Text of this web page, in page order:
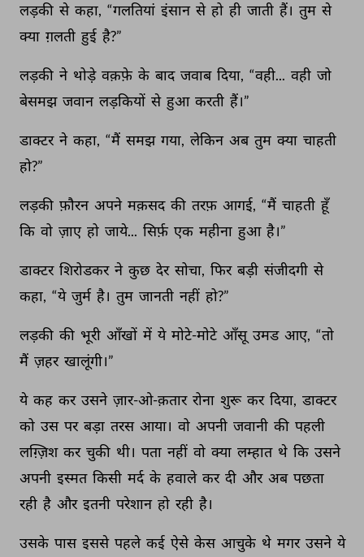
लड़की से कहा, “गलतियां इंसान से हो ही जाती हैं। तुम से
क्या ग़लती हुई है?”
लड़की ने थोड़े वक़फ़े के बाद जवाब दिया, “वही... वही जो
बेसमझ जवान लड़कियों से हुआ करती हैं।”
डाक्टर ने कहा, “मैं समझ गया, लेकिन अब तुम क्या चाहती
हो?”
लड़की फ़ौरन अपने मक़सद की तरफ़ आगई, “मैं चाहती हूँ
कि वो ज़ाए हो जाये... सिर्फ़ एक महीना हुआ है।”
डाक्टर शिरोडकर ने कुछ देर सोचा, फिर बड़ी संजीदगी से
कहा, “ये जुर्म है। तुम जानती नहीं हो?”
लड़की की भूरी आँखों में ये मोटे-मोटे आँसू उमड आए, “तो
मैं ज़हर खालूंगी।”
ये कह कर उसने ज़ार-ओ-क़तार रोना शुरू कर दिया, डाक्टर
को उस पर बड़ा तरस आया। वो अपनी जवानी की पहली
लग़्ज़िश कर चुकी थी। पता नहीं वो क्या लम्हात थे कि उसने
अपनी इस्मत किसी मर्द के हवाले कर दी और अब पछता
रही है और इतनी परेशान हो रही है।
उसके पास इससे पहले कई ऐसे केस आचुके थे मगर उसने ये